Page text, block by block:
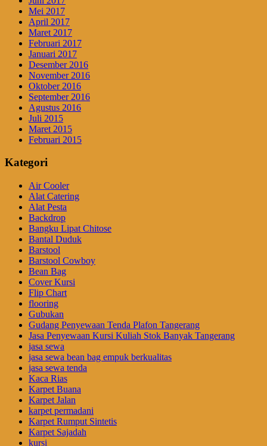
Mei 2017
April 2017
Maret 2017
Februari 2017
Januari 2017
Desember 2016
November 2016
Oktober 2016
September 2016
Agustus 2016
Juli 2015
Maret 2015
Februari 2015
Kategori
Air Cooler
Alat Catering
Alat Pesta
Backdrop
Bangku Lipat Chitose
Bantal Duduk
Barstool
Barstool Cowboy
Bean Bag
Cover Kursi
Flip Chart
flooring
Gubukan
Gudang Penyewaan Tenda Plafon Tangerang
Jasa Penyewaan Kursi Kuliah Stok Banyak Tangerang
jasa sewa
jasa sewa bean bag empuk berkualitas
jasa sewa tenda
Kaca Rias
Karpet Buana
Karpet Jalan
karpet permadani
Karpet Rumput Sintetis
Karpet Sajadah
kursi